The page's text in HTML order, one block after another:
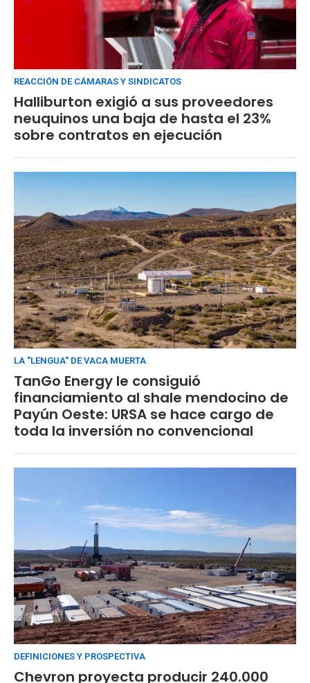
REACCIÓN DE CÁMARAS Y SINDICATOS
Halliburton exigió a sus proveedores
neuquinos una baja de hasta el 23%
sobre contratos en ejecución
LA "LENGUA" DE VACA MUERTA
TanGo Energy le consiguió
financiamiento al shale mendocino de
Payún Oeste: URSA se hace cargo de
toda la inversión no convencional
DEFINICIONES Y PROSPECTIVA
Chevron proyecta producir 240.000